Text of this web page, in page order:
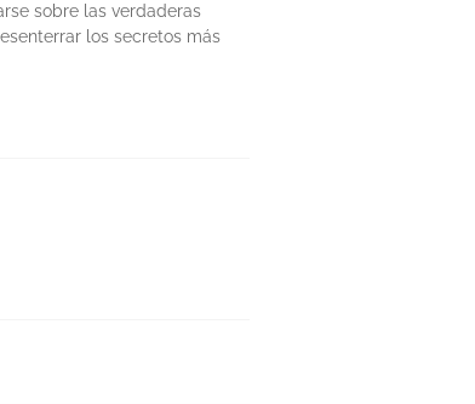
sobre las verdaderas
los secretos más